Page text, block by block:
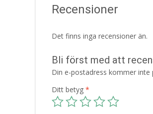
Recensioner
Det finns inga recensioner än.
Bli först med att
Din e-postadress kommer inte
Ditt betyg *